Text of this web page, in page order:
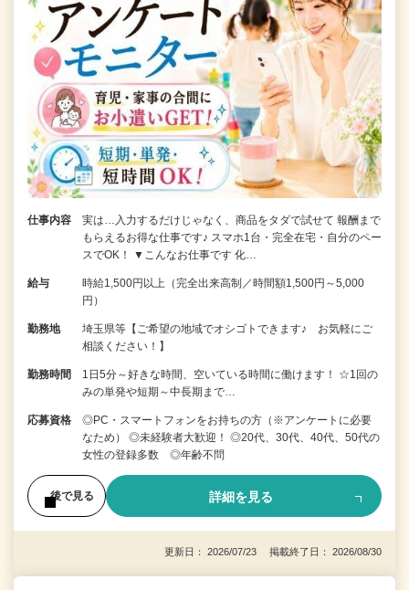
仕事内容
実は…入力するだけじゃなく、商品をタダで試せて 報酬まで
もらえるお得な仕事です♪ スマホ1台・完全在宅・自分のペー
スでOK！ ▼こんなお仕事です 化…
給与
時給1,500円以上（完全出来高制／時間額1,500円～5,000
円）
勤務地
埼玉県等【ご希望の地域でオシゴトできます♪ お気軽にご
相談ください！】
勤務時間
1日5分～好きな時間、空いている時間に働けます！ ☆1回の
みの単発や短期～中長期まで…
応募資格
◎PC・スマートフォンをお持ちの方（※アンケートに必要
なため） ◎未経験者大歓迎！ ◎20代、30代、40代、50代の
女性の登録多数 ◎年齢不問
後で見る 詳細を見る
更新日： 2026/07/23 掲載終了日： 2026/08/30